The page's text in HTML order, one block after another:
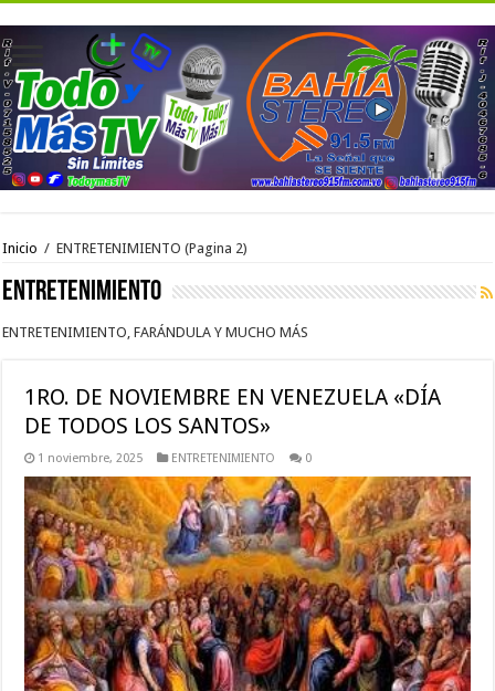
Inicio / ENTRETENIMIENTO (Pagina 2)
ENTRETENIMIENTO
ENTRETENIMIENTO, FARÁNDULA Y MUCHO MÁS
1RO. DE NOVIEMBRE EN VENEZUELA «DÍA
DE TODOS LOS SANTOS»
1 noviembre, 2025 ENTRETENIMIENTO 0